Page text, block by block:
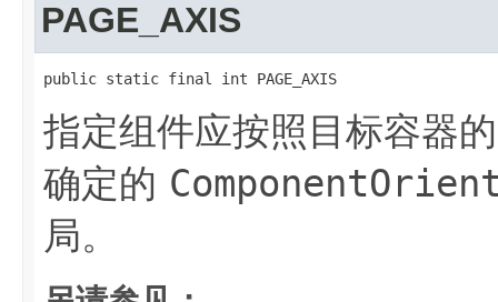
PAGE_AXIS
public static final int PAGE_AXIS
指定组件应按照目标容器
确定的
局。